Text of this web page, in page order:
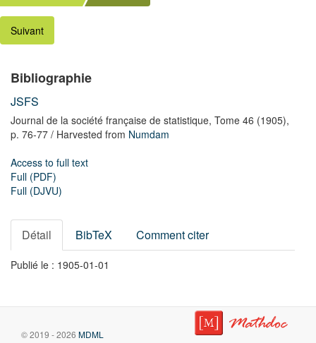
Suivant
Bibliographie
JSFS
Journal de la société française de statistique, Tome 46 (1905),
p. 76-77 / Harvested from Numdam
Access to full text
Full (PDF)
Full (DJVU)
Détail BibTeX Comment citer
Publié le : 1905-01-01
© 2019 - 2026 MDML